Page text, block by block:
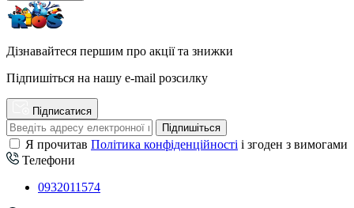
Дізнавайтеся першим про акції та знижки
Підпишіться на нашу e-mail розсилку
Підписатися
Підпишіться
Я прочитав Політика конфіденційності і згоден з вимогами
Телефони
0932011574